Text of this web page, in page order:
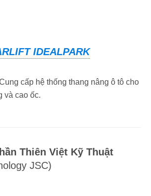
IDEALPARK
cấp hệ thống thang nâng ô tô cho
và cao ốc.
Thiên Việt Kỹ Thuật
JSC)